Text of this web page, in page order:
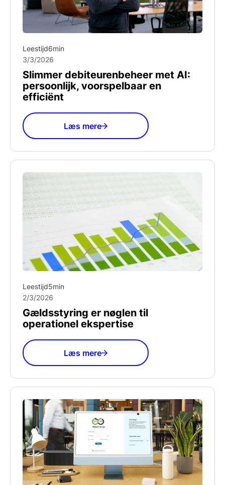
Leestijd6min
3/3/2026
Slimmer debiteurenbeheer met AI:
persoonlijk, voorspelbaar en
efficiënt
Læs mere
Leestijd5min
2/3/2026
Gældsstyring er nøglen til
operationel ekspertise
Læs mere